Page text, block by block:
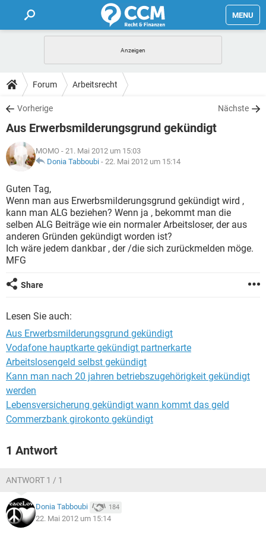
MENU
FORUM
TIPPS
Forum Arbeitsrecht
Vorherige Nächste
Aus Erwerbsmilderungsgrund gekündigt
MOMO - 21. Mai 2012 um 15:03
Donia Tabboubi - 22. Mai 2012 um 15:14
Guten Tag,
Wenn man aus Erwerbsmilderungsgrund gekündigt wird ,
kann man ALG beziehen? Wenn ja , bekommt man die
selben ALG Beiträge wie ein normaler Arbeitsloser, der aus
anderen Gründen gekündigt worden ist?
Ich wäre jedem dankbar , der /die sich zurückmelden möge.
MFG
Share
Lesen Sie auch:
Aus Erwerbsmilderungsgrund gekündigt
Vodafone hauptkarte gekündigt partnerkarte
Arbeitslosengeld selbst gekündigt
Kann man nach 20 jahren betriebszugehörigkeit gekündigt
werden
Lebensversicherung gekündigt wann kommt das geld
Commerzbank girokonto gekündigt
1 Antwort
ANTWORT 1 / 1
Donia Tabboubi 184
22. Mai 2012 um 15:14